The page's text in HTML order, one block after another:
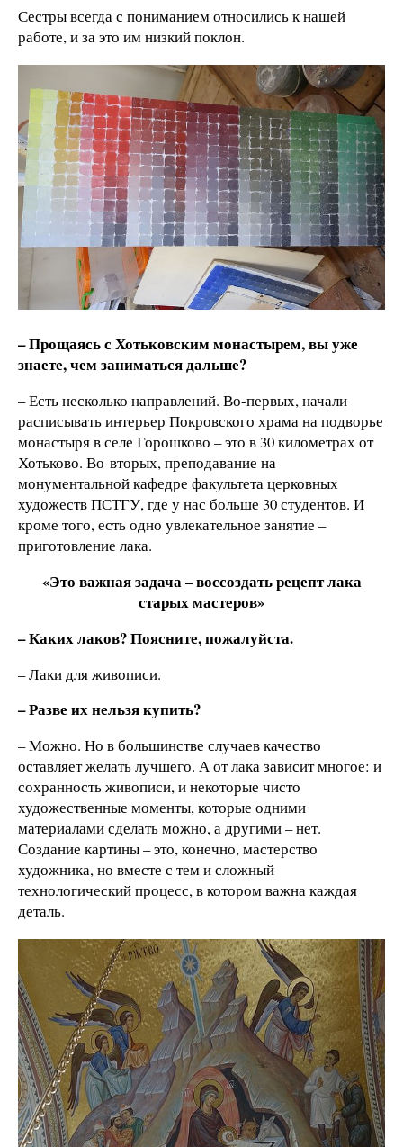
Сестры всегда с пониманием относились к нашей
работе, и за это им низкий поклон.
– Прощаясь с Хотьковским монастырем, вы уже
знаете, чем заниматься дальше?
– Есть несколько направлений. Во-первых, начали
расписывать интерьер Покровского храма на подворье
монастыря в селе Горошково – это в 30 километрах от
Хотьково. Во-вторых, преподавание на
монументальной кафедре факультета церковных
художеств ПСТГУ, где у нас больше 30 студентов. И
кроме того, есть одно увлекательное занятие –
приготовление лака.
«Это важная задача – воссоздать рецепт лака
старых мастеров»
– Каких лаков? Поясните, пожалуйста.
– Лаки для живописи.
– Разве их нельзя купить?
– Можно. Но в большинстве случаев качество
оставляет желать лучшего. А от лака зависит многое: и
сохранность живописи, и некоторые чисто
художественные моменты, которые одними
материалами сделать можно, а другими – нет.
Создание картины – это, конечно, мастерство
художника, но вместе с тем и сложный
технологический процесс, в котором важна каждая
деталь.